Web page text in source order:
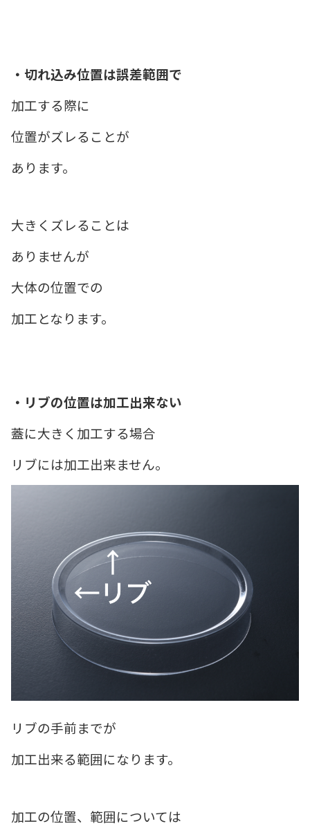
・切れ込み位置は誤差範囲で
加工する際に
位置がズレることが
あります。
大きくズレることは
ありませんが
大体の位置での
加工となります。
・リブの位置は加工出来ない
蓋に大きく加工する場合
リブには加工出来ません。
リブの手前までが
加工出来る範囲になります。
加工の位置、範囲については